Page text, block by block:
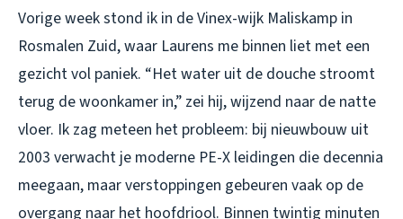
Vorige week stond ik in de Vinex-wijk Maliskamp in
Rosmalen Zuid, waar Laurens me binnen liet met een
gezicht vol paniek. “Het water uit de douche stroomt
terug de woonkamer in,” zei hij, wijzend naar de natte
vloer. Ik zag meteen het probleem: bij nieuwbouw uit
2003 verwacht je moderne PE-X leidingen die decennia
meegaan, maar verstoppingen gebeuren vaak op de
overgang naar het hoofdriool. Binnen twintig minuten